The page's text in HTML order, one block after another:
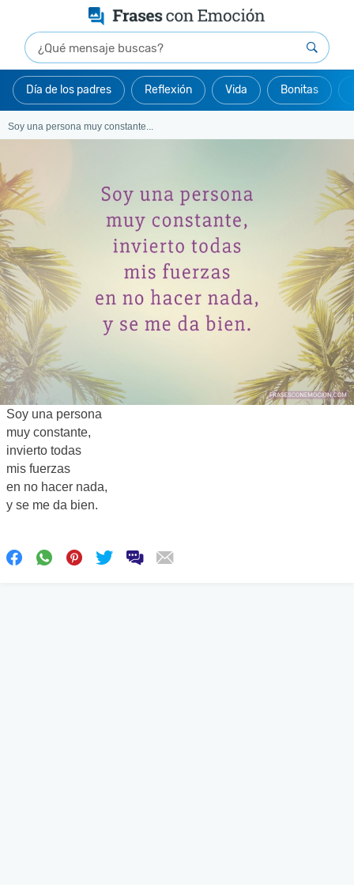
Día de los padres Reflexión Vida Bonitas
Soy una persona muy constante...
Soy una persona
muy constante,
invierto todas
mis fuerzas
en no hacer nada,
y se me da bien.